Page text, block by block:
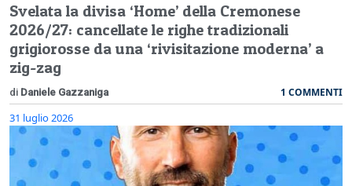
Svelata la divisa ‘Home’ della Cremonese
2026/27: cancellate le righe tradizionali
grigiorosse da una ‘rivisitazione moderna’ a
zig-zag
di Daniele Gazzaniga 1 COMMENTI
31 luglio 2026